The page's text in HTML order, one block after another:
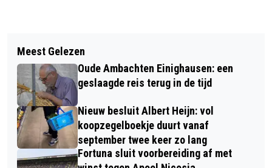
GEZAMENLIJKE LIJST GROENLINKS-
PVDA VOOR GEMEENTERAAD ECHT-
SUSTEREN
NIEUWE AUTO ONBETAALBAAR VOOR
TWEE DERDE NEDERLANDERS
Meest Gelezen
Oude Ambachten Einighausen: een
geslaagde reis terug in de tijd
Nieuw besluit Albert Heijn: vol
koopzegelboekje duurt vanaf
september twee keer zo lang
Fortuna sluit voorbereiding af met